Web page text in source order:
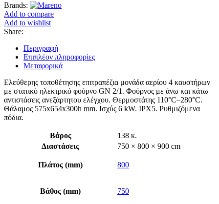
Brands:
Add to compare
Add to wishlist
Share:
Περιγραφή
Επιπλέον πληροφορίες
Μεταφορικά
Ελεύθερης τοποθέτησης επιτραπέζια μονάδα αερίου 4 καυστήρων
με στατικό ηλεκτρικό φούρνο GN 2/1. Φούρνος με άνω και κάτω
αντιστάσεις ανεξάρτητου ελέγχου. Θερμοστάτης 110°C–280°C.
Θάλαμος 575x654x300h mm. Ισχύς 6 kW. IPX5. Ρυθμιζόμενα
πόδια.
Βάρος
138 κ.
Διαστάσεις
750 × 800 × 900 cm
Πλάτος (mm) 800
Βάθος (mm) 750